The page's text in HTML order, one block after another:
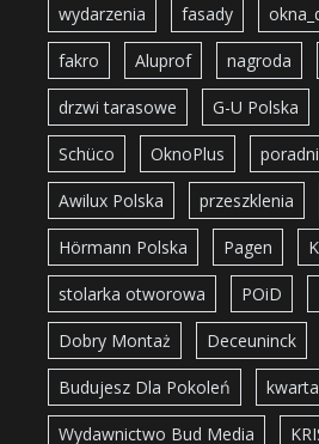
wydarzenia fasady
fakro Aluprof nagroda
drzwi tarasowe G-U Polska
Schüco OknoPlus
Awilux Polska przeszklenia
Hörmann Polska Pagen
stolarka otworowa POiD
Dobry Montaż Deceuninck
Budujesz Dla Pokoleń
Wydawnictwo Bud Media